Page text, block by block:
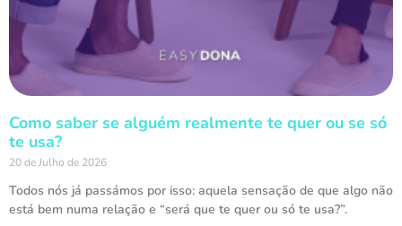
Como saber se alguém realmente te quer ou se só
te usa?
20 de Julho de 2026
Todos nós já passámos por isso: aquela sensação de que algo não
está bem numa relação e “será que te quer ou só te usa?”.